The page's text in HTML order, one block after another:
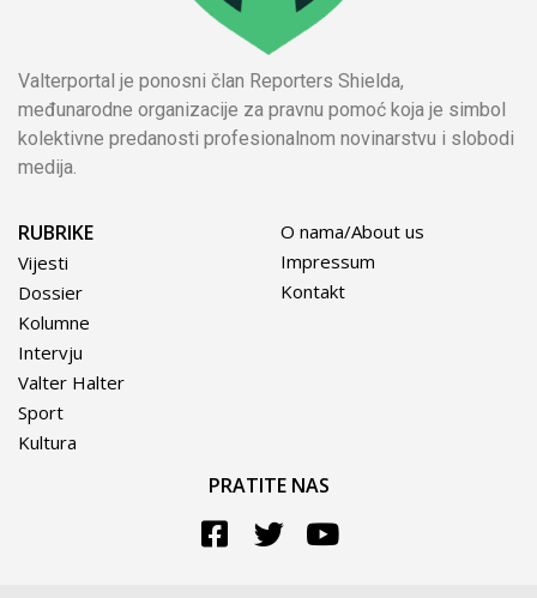
Valterportal je ponosni član Reporters Shielda,
međunarodne organizacije za pravnu pomoć koja je simbol
kolektivne predanosti profesionalnom novinarstvu i slobodi
medija.
RUBRIKE
Vijesti
Dossier
Kolumne
Intervju
Valter Halter
Sport
Kultura
O nama/About us
Impressum
Kontakt
PRATITE NAS